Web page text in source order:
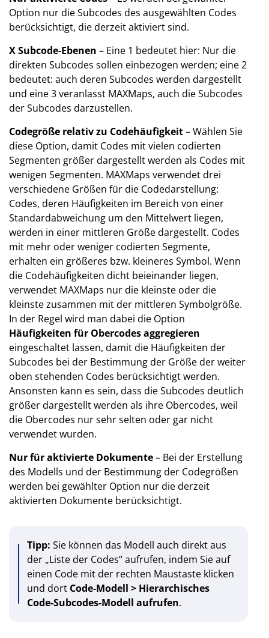
Option nur die Subcodes des ausgewählten Codes
berücksichtigt, die derzeit aktiviert sind.
X Subcode-Ebenen – Eine 1 bedeutet hier: Nur die
direkten Subcodes sollen einbezogen werden; eine 2
bedeutet: auch deren Subcodes werden dargestellt
und eine 3 veranlasst MAXMaps, auch die Subcodes
der Subcodes darzustellen.
Codegröße relativ zu Codehäufigkeit– Wählen Sie
diese Option, damit Codes mit vielen codierten
Segmenten größer dargestellt werden als Codes mit
wenigen Segmenten. MAXMaps verwendet drei
verschiedene Größen für die Codedarstellung:
Codes, deren Häufigkeiten im Bereich von einer
Standardabweichung um den Mittelwert liegen,
werden in einer mittleren Größe dargestellt. Codes
mit mehr oder weniger codierten Segmente,
erhalten ein größeres bzw. kleineres Symbol. Wenn
die Codehäufigkeiten dicht beieinander liegen,
verwendet MAXMaps nur die kleinste oder die
kleinste zusammen mit der mittleren Symbolgröße.
In der Regel wird man dabei die Option
Häufigkeiten für Obercodes aggregieren
eingeschaltet lassen, damit die Häufigkeiten der
Subcodes bei der Bestimmung der Größe der weiter
oben stehenden Codes berücksichtigt werden.
Ansonsten kann es sein, dass die Subcodes deutlich
größer dargestellt werden als ihre Obercodes, weil
die Obercodes nur sehr selten oder gar nicht
verwendet wurden.
Nur für aktivierte Dokumente– Bei der Erstellung
des Modells und der Bestimmung der Codegrößen
werden bei gewählter Option nur die derzeit
aktivierten Dokumente berücksichtigt.
Tipp: Sie können das Modell auch direkt aus
der „Liste der Codes“ aufrufen, indem Sie auf
einen Code mit der rechten Maustaste klicken
und dort Code-Modell > Hierarchisches
Code-Subcodes-Modell aufrufen.